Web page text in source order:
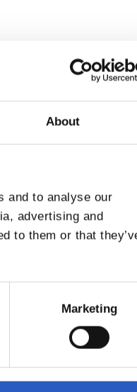
About
and to analyse our
advertising and
to them or that
Marketing
la práctica deportiva
diversos programas y
disfruten de la